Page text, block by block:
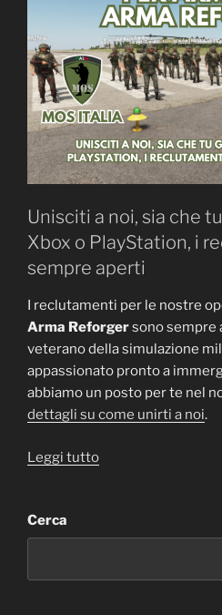
Unisciti a noi, sia che
Xbox o PlayStation, i
sempre aperti
I reclutamenti per le nostre
Arma Reforgersono sempre
veterano della simulazione
appassionato pronto a
abbiamo un posto per te nel
dettagli su come unirti a noi.
Leggi tutto“Reclutamenti
3
Cerca